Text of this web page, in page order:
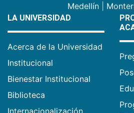
Medellín
LA UNIVERSIDAD
Acerca de la Universidad
Institucional
Bienestar Institucional
Biblioteca
Internacionalización